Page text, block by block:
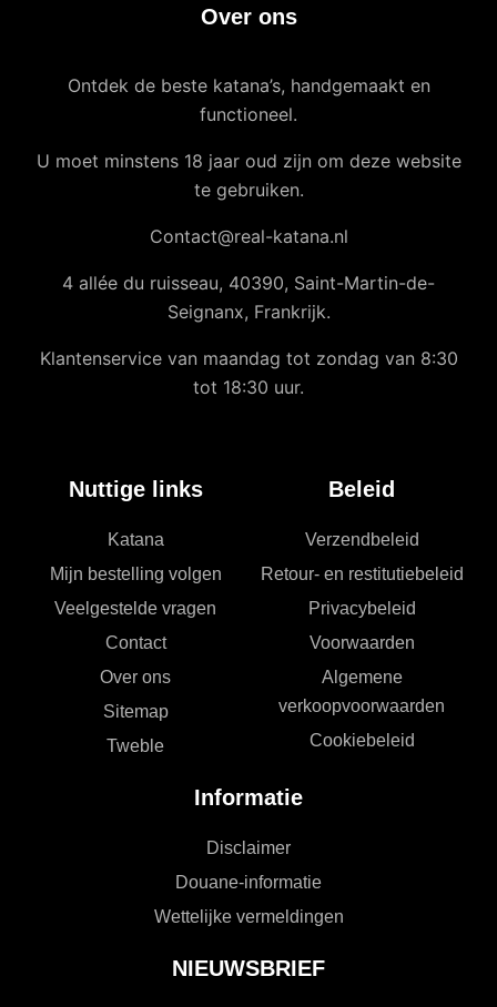
Over ons
Ontdek de beste katana’s, handgemaakt en
functioneel.
U moet minstens 18 jaar oud zijn om deze website
te gebruiken.
Contact@real-katana.nl
4 allée du ruisseau, 40390, Saint-Martin-de-
Seignanx, Frankrijk.
Klantenservice van maandag tot zondag van 8:30
tot 18:30 uur.
Nuttige links
Katana
Mijn bestelling volgen
Veelgestelde vragen
Contact
Over ons
Sitemap
Tweble
Beleid
Verzendbeleid
Retour- en restitutiebeleid
Privacybeleid
Voorwaarden
Algemene
verkoopvoorwaarden
Cookiebeleid
Informatie
Disclaimer
Douane-informatie
Wettelijke vermeldingen
NIEUWSBRIEF